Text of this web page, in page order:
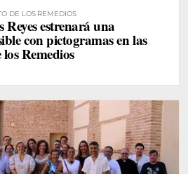
DE LOS REMEDIOS
Reyes estrenará una
con pictogramas en las
Remedios